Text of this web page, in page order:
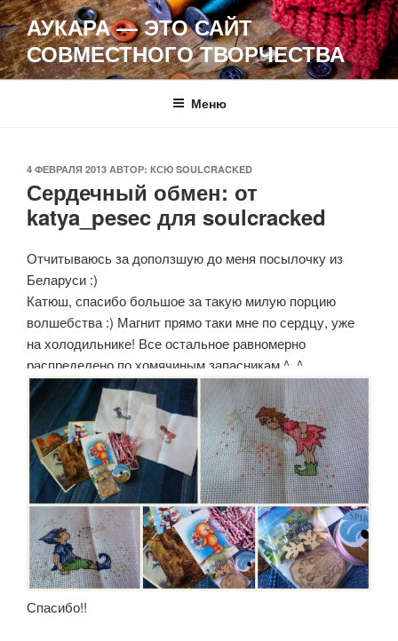
Перейти
к
содержимому
АУКАРА — ЭТО САЙТ
СОВМЕСТНОГО ТВОРЧЕСТВА
Меню
ОПУБЛИКОВАНО
4 ФЕВРАЛЯ 2013 АВТОР: КСЮ SOULCRACKED
Сердечный обмен: от
katya_pesec для soulcracked
Отчитываюсь за доползшую до меня посылочку из
Беларуси :)
Катюш, спасибо большое за такую милую порцию
волшебства :) Магнит прямо таки мне по сердцу, уже
на холодильнике! Все остальное равномерно
распределено по хомячиным запасникам ^_^
Спасибо!!